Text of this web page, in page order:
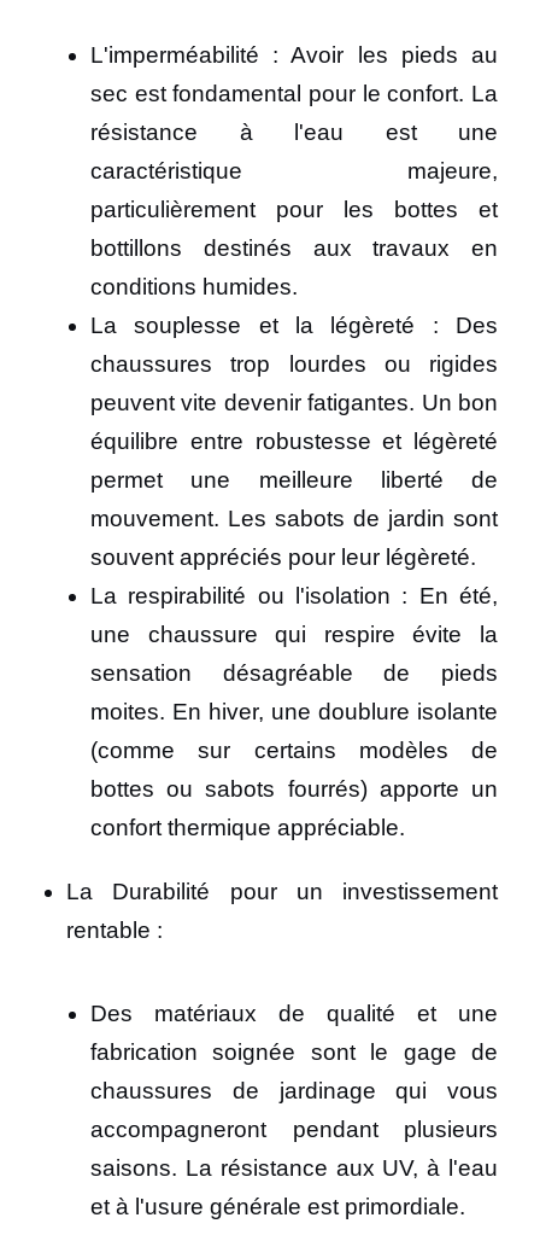
L'imperméabilité : Avoir les pieds au
sec est fondamental pour le confort. La
résistance à l'eau est une
caractéristique majeure,
particulièrement pour les bottes et
bottillons destinés aux travaux en
conditions humides.
La souplesse et la légèreté : Des
chaussures trop lourdes ou rigides
peuvent vite devenir fatigantes. Un bon
équilibre entre robustesse et légèreté
permet une meilleure liberté de
mouvement. Les sabots de jardin sont
souvent appréciés pour leur légèreté.
La respirabilité ou l'isolation : En été,
une chaussure qui respire évite la
sensation désagréable de pieds
moites. En hiver, une doublure isolante
(comme sur certains modèles de
bottes ou sabots fourrés) apporte un
confort thermique appréciable.
La Durabilité pour un investissement
rentable :
Des matériaux de qualité et une
fabrication soignée sont le gage de
chaussures de jardinage qui vous
accompagneront pendant plusieurs
saisons. La résistance aux UV, à l'eau
et à l'usure générale est primordiale.